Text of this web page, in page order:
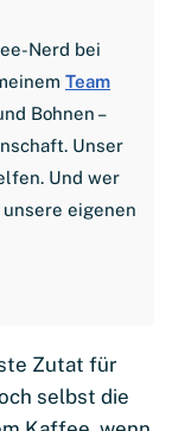
Nerd bei
Team
Bohnen –
Unser
Und wer
unsere eigenen
Zutat für
selbst die